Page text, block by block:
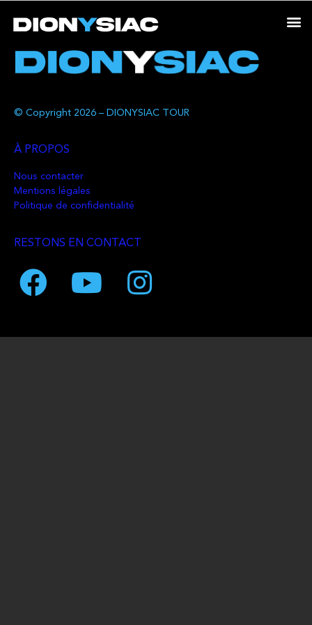
© Copyright 2026 – DIONYSIAC TOUR
À PROPOS
Nous contacter
Mentions légales
Politique de confidentialité
RESTONS EN CONTACT